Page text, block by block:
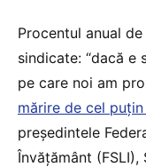
Procentul anual
sindicate: “dacă e
pe care noi am
mărire de cel
preşedintele
Învăţământ (FSLI),